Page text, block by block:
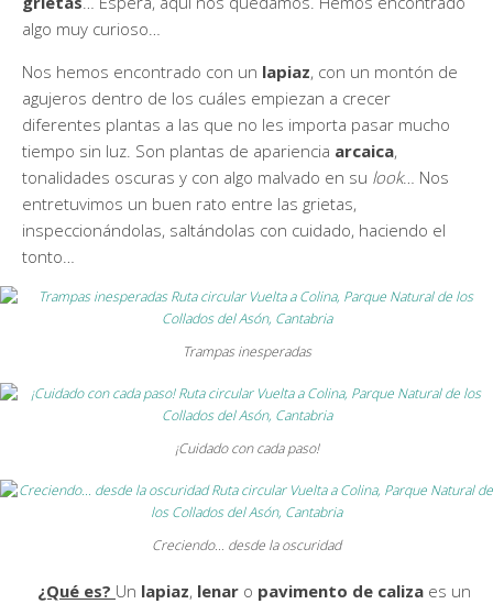
algo muy curioso…
Nos hemos encontrado con un lapiaz, con un montón de
agujeros dentro de los cuáles empiezan a crecer
diferentes plantas a las que no les importa pasar mucho
tiempo sin luz. Son plantas de apariencia arcaica,
tonalidades oscuras y con algo malvado en su look… Nos
entretuvimos un buen rato entre las grietas,
inspeccionándolas, saltándolas con cuidado, haciendo el
tonto…
Trampas inesperadas
¡Cuidado con cada paso!
Creciendo… desde la oscuridad
¿Qué es? Un lapiaz, lenar o pavimento de caliza es un